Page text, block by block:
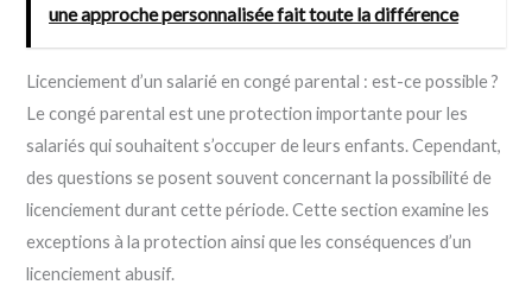
une approche personnalisée fait toute la différence
Licenciement d’un salarié en congé parental : est-ce possible ?
Le congé parental est une protection importante pour les
salariés qui souhaitent s’occuper de leurs enfants. Cependant,
des questions se posent souvent concernant la possibilité de
licenciement durant cette période. Cette section examine les
exceptions à la protection ainsi que les conséquences d’un
licenciement abusif.